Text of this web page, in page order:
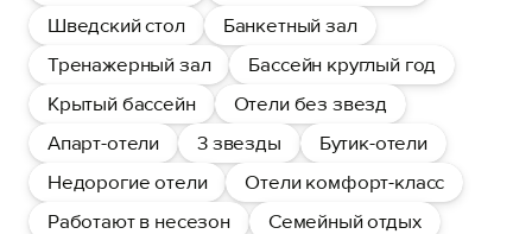
Шведский стол
Банкетный зал
Тренажерный зал
Бассейн круглый год
Крытый бассейн
Отели без звезд
Апарт-отели
3 звезды
Бутик-отели
Недорогие отели
Отели комфорт-класс
Работают в несезон
Семейный отдых